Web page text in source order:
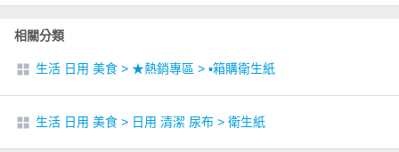
相關分類
生活 日用 美食 > ★熱銷專區 > ▪︎箱購衛生紙
生活 日用 美食 > 日用 清潔 尿布 > 衛生紙